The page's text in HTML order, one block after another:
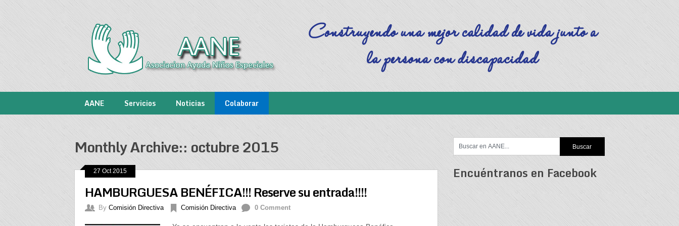
AANE Servicios Noticias Colaborar
Monthly Archive:: octubre 2015
27 Oct 2015
HAMBURGUESA BENÉFICA!!! Reserve su entrada!!!!
By Comisión Directiva Comisión Directiva 0 Comment
Encuéntranos en Facebook